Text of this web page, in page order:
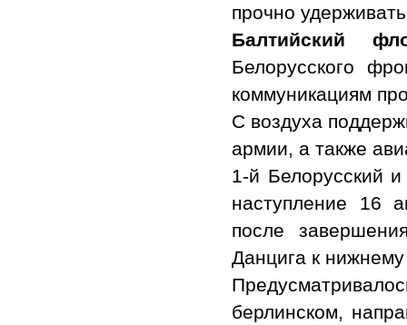
прочно
Балтийский
Белорусского
коммуникациям
С воздуха
армии, а также
1-й Белорусский
наступление 16
после
Данцига к
берлинском,